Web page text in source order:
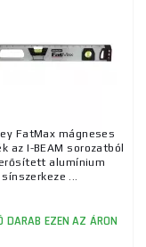
FatMax mágneses
az I-BEAM sorozatból
alumínium
sínszerkeze ...
DARAB EZEN AZ ÁRON